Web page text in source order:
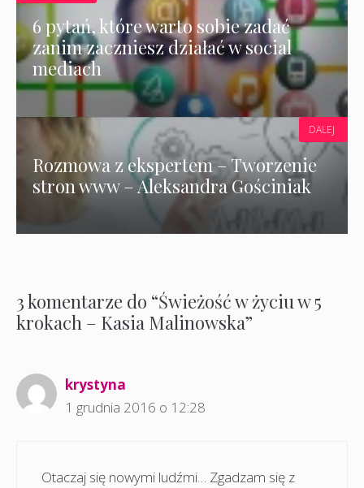
6 pytań, które warto sobie zadać
zanim zaczniesz działać w social
mediach
Rozmowa z ekspertem – Tworzenie
stron www – Aleksandra Gościniak
DALEJ
3 komentarze do “Świeżość w życiu w 5
krokach – Kasia Malinowska”
krystyna
1 grudnia 2016 o 12:28
Otaczaj się nowymi ludźmi… Zgadzam się z